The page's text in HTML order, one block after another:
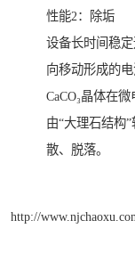
性能2：除垢
设备长时间稳
向移动形成的电
CaCO₃晶体在
由“大理石结构
散、脱落。
http://